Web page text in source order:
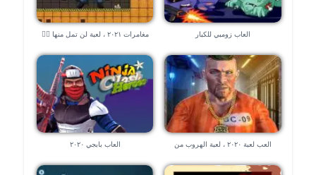
العاب زومبي للكبار
مغامرات ٢٠٢١ ، لعبة لن تمل منها 🧗‍♀️
العب لعبة ٢٠٢٠ ، لعبة الهروب من
العاب بابجي ٢٠٢٠